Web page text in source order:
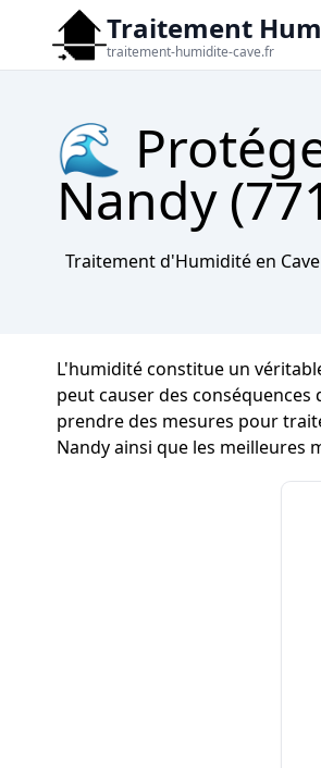
Traitement
traitement-humidite-cave.fr
🌊
Nandy
Traitement d'Humidité en Cave
L'humidité constitue un
peut causer des
prendre des mesures pour
Nandy ainsi que les meilleures